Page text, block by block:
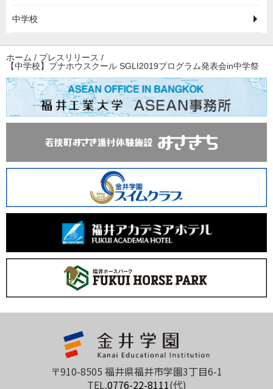
中学校
ホーム / プレスリリース /
【中学校】プナホウスクール SGLI2019プログラム発表会in中学祭
〒910-8505 福井県福井市学園3丁目6-1
TEL.0776-22-8111(代)